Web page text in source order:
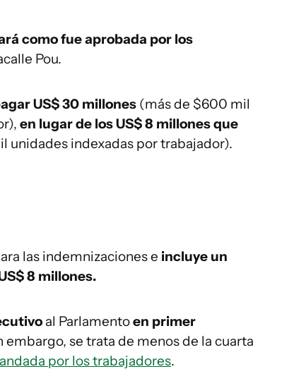
como fue aprobada por los
Pou.
US$ 30 millones (más de $600 mil
en lugar de los US$ 8 millones que
unidades indexadas por trabajador).
las indemnizaciones e incluye un
8 millones.
al Parlamentoen primer
embargo, se trata de menos de la cuarta
por los trabajadores.